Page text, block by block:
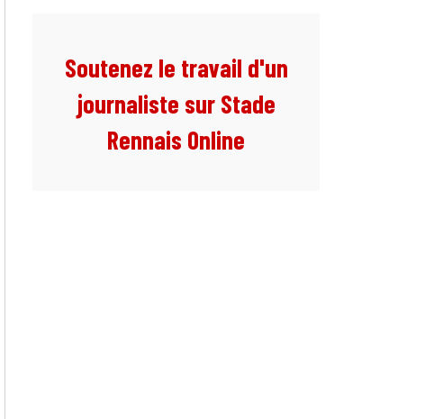
Soutenez le travail d'un
journaliste sur Stade
Rennais Online